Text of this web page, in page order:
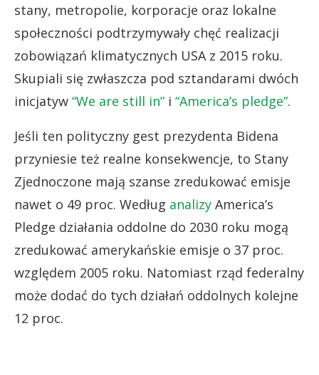
stany, metropolie, korporacje oraz lokalne
społeczności podtrzymywały chęć realizacji
zobowiązań klimatycznych USA z 2015 roku.
Skupiali się zwłaszcza pod sztandarami dwóch
inicjatyw “We are still in” i “America’s pledge”.
Jeśli ten polityczny gest prezydenta Bidena
przyniesie też realne konsekwencje, to Stany
Zjednoczone mają szanse zredukować emisje
nawet o 49 proc. Według analizy America’s
Pledge działania oddolne do 2030 roku mogą
zredukować amerykańskie emisje o 37 proc.
względem 2005 roku. Natomiast rząd federalny
może dodać do tych działań oddolnych kolejne
12 proc.